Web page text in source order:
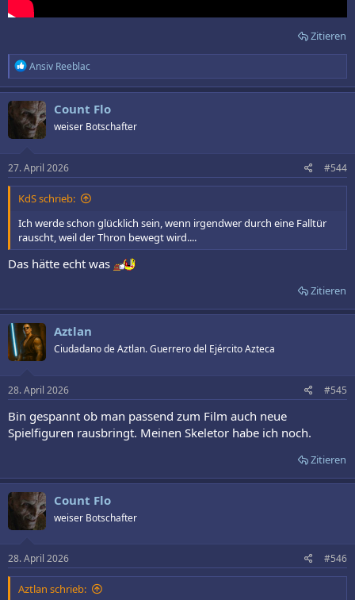
Zitieren
R
e
a
k
t
i
o
e
n
:
Ansiv Reeblac
Count Flo
weiser Botschafter
27. April 2026 #544
KdS schrieb:
Ich werde schon glücklich sein, wenn irgendwer durch eine Falltür
rauscht, weil der Thron bewegt wird....
Das hätte echt was
Zitieren
Aztlan
Ciudadano de Aztlan. Guerrero del Ejército Azteca
28. April 2026 #545
Bin gespannt ob man passend zum Film auch neue
Spielfiguren rausbringt. Meinen Skeletor habe ich noch.
Zitieren
Count Flo
weiser Botschafter
28. April 2026 #546
Aztlan schrieb: